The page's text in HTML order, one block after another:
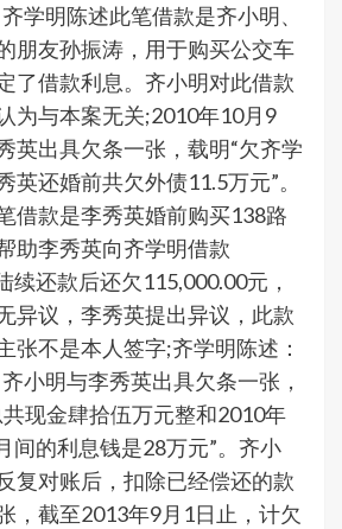
学明陈述此笔借款是齐小明、
朋友孙振涛，用于购买公交车
了借款利息。齐小明对此借款
为与本案无关;2010年10月9
英出具欠条一张，载明“欠齐学
英还婚前共欠外债11.5万元”。
借款是李秀英婚前购买138路
助李秀英向齐学明借款
续还款后还欠115,000.00元，
异议，李秀英提出异议，此款
张不是本人签字;齐学明陈述：
小明与李秀英出具欠条一张，
现金肆拾伍万元整和2010年
间的利息钱是28万元”。齐小
复对账后，扣除已经偿还的款
，截至2013年9月1日止，计欠